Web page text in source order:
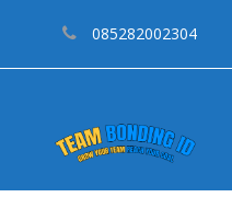
085282002304